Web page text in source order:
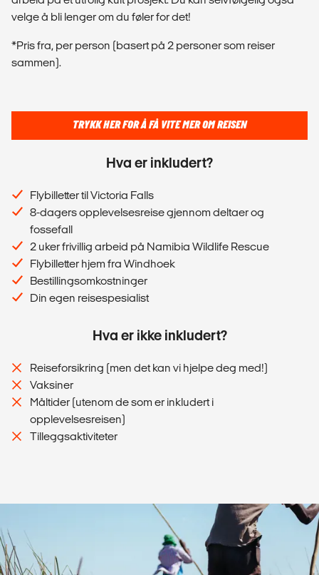
velge å bli lenger om du føler for det!
*Pris fra, per person (basert på 2 personer som reiser
sammen).
TRYKK HER FOR Å FÅ VITE MER OM REISEN
Hva er inkludert?
Flybilletter til Victoria Falls
8-dagers opplevelsesreise gjennom deltaer og
fossefall
2 uker frivillig arbeid på Namibia Wildlife Rescue
Flybilletter hjem fra Windhoek
Bestillingsomkostninger
Din egen reisespesialist
Hva er ikke inkludert?
Reiseforsikring (men det kan vi hjelpe deg med!)
Vaksiner
Måltider (utenom de som er inkludert i
opplevelsesreisen)
Tilleggsaktiviteter